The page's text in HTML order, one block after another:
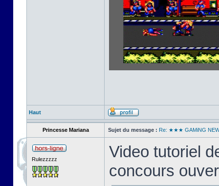
Haut
Princesse Mariana Sujet du message : Re: ★★★ GAMiNG
Rulezzzzz
Video tutoriel
concours